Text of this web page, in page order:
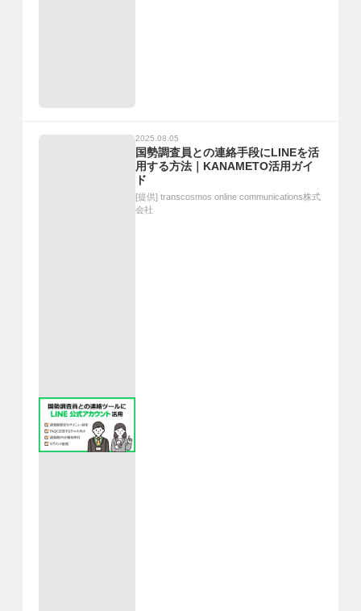
2025.08.05
国勢調査員との連絡手段にLINEを活
用する方法｜KANAMETO活用ガイ
ド
[提供] transcosmos online communications株式
会社